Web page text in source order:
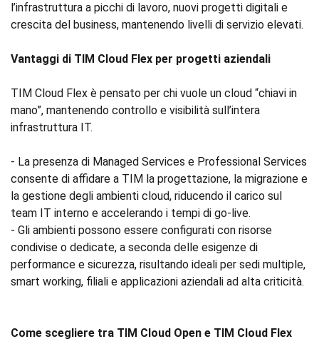
l’infrastruttura a picchi di lavoro, nuovi progetti digitali e
crescita del business, mantenendo livelli di servizio elevati.
Vantaggi di TIM Cloud Flex per progetti aziendali
TIM Cloud Flex è pensato per chi vuole un cloud “chiavi in
mano”, mantenendo controllo e visibilità sull’intera
infrastruttura IT.
- La presenza di Managed Services e Professional Services
consente di affidare a TIM la progettazione, la migrazione e
la gestione degli ambienti cloud, riducendo il carico sul
team IT interno e accelerando i tempi di go‑live.
- Gli ambienti possono essere configurati con risorse
condivise o dedicate, a seconda delle esigenze di
performance e sicurezza, risultando ideali per sedi multiple,
smart working, filiali e applicazioni aziendali ad alta criticità.
Come scegliere tra TIM Cloud Open e TIM Cloud Flex